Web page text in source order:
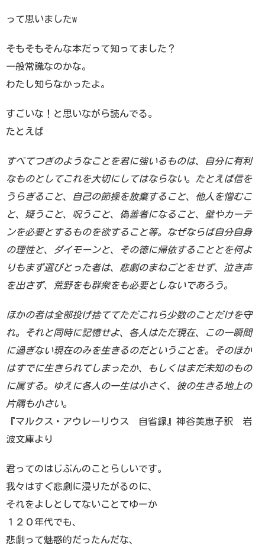
って思いましたw
そもそもそんな本だって知ってました？
一般常識なのかな。
わたし知らなかったよ。
すごいな！と思いながら読んでる。
たとえば
すべてつぎのようなことを君に強いるものは、自分に有利
なものとしてこれを大切にしてはならない。たとえば信を
うらぎること、自己の節操を放棄すること、他人を憎むこ
と、疑うこと、呪うこと、偽善者になること、壁やカーテ
ンを必要とするものを欲すること等。なぜならば自分自身
の理性と、ダイモーンと、その徳に帰依することとを何よ
りもまず選びとった者は、悲劇のまねごとをせず、泣き声
を出さず、荒野をも群衆をも必要としないであろう。
ほかの者は全部投げ捨ててただこれら少数のことだけを守
れ。それと同時に記憶せよ、各人はただ現在、この一瞬間
に過ぎない現在のみを生きるのだということを。そのほか
はすでに生きられてしまったか、もしくはまだ未知のもの
に属する。ゆえに各人の一生は小さく、彼の生きる地上の
片隅も小さい。
『マルクス・アウレーリウス 自省録』神谷美恵子訳 岩
波文庫より
君ってのはじぶんのことらしいです。
我々はすぐ悲劇に浸りたがるのに、
それをよしとしてないことてゆーか
１２０年代でも、
悲劇って魅惑的だったんだな、